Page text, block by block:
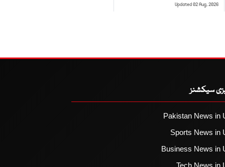
Updated 02 Aug, 2026
سیکشنز
Pakistan News in
Sports News in
Business News in
Tech News in